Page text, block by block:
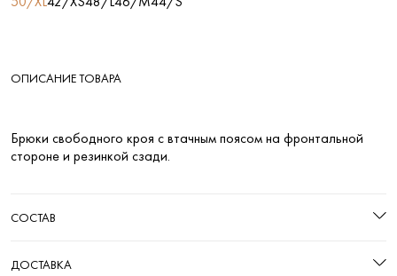
ОПИСАНИЕ ТОВАРА
Брюки свободного кроя с втачным поясом на фронтальной
стороне и резинкой сзади.
СОСТАВ
ДОСТАВКА